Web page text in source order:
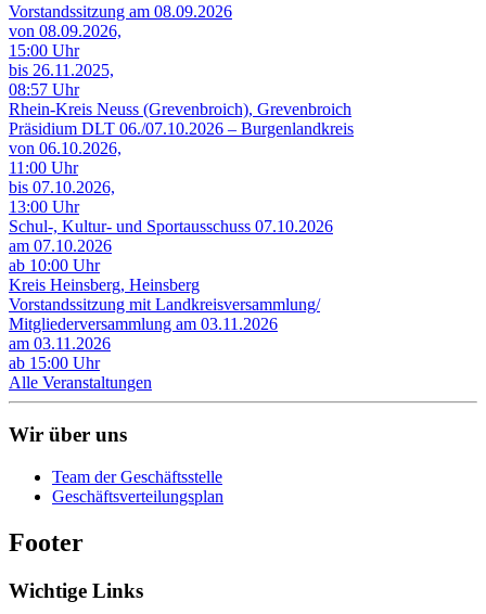
Vorstandssitzung am 08.09.2026
von 08.09.2026,
15:00 Uhr
bis 26.11.2025,
08:57 Uhr
Rhein-Kreis Neuss (Grevenbroich), Grevenbroich
Präsidium DLT 06./07.10.2026 – Burgenlandkreis
von 06.10.2026,
11:00 Uhr
bis 07.10.2026,
13:00 Uhr
Schul-, Kultur- und Sportausschuss 07.10.2026
am 07.10.2026
ab 10:00 Uhr
Kreis Heinsberg, Heinsberg
Vorstandssitzung mit Landkreisversammlung/
Mitgliederversammlung am 03.11.2026
am 03.11.2026
ab 15:00 Uhr
Alle Veranstaltungen
Wir über uns
Team der Geschäftsstelle
Geschäftsverteilungsplan
Footer
Wichtige Links